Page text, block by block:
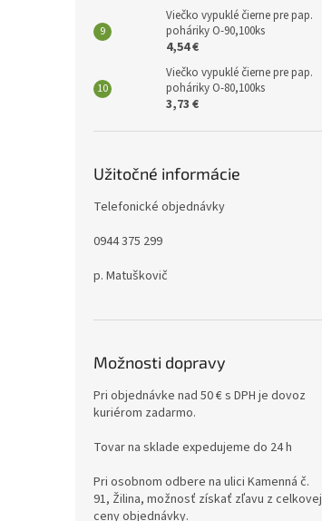
Viečko vypuklé čierne pre pap.
poháriky O-90,100ks
4,54 €
Viečko vypuklé čierne pre pap.
poháriky O-80,100ks
3,73 €
Užitočné informácie
Telefonické objednávky
0944 375 299
p. Matuškovič
Možnosti dopravy
Pri objednávke nad 50 € s DPH je dovoz
kuriérom zadarmo.
Tovar na sklade expedujeme do 24 h
Pri osobnom odbere na ulici Kamenná č.
91, Žilina, možnosť získať zľavu z celkovej
ceny objednávky.